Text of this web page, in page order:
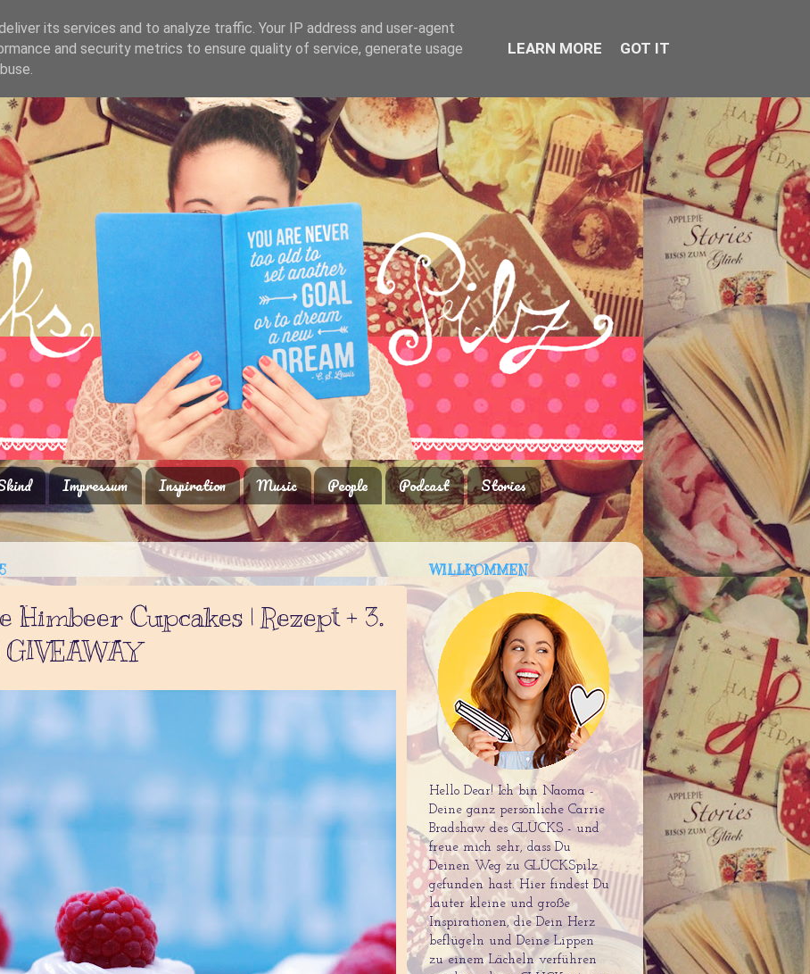
Impressum Inspiration Music People Podcast
Stories
Himbeer Cupcakes | Rezept + 3.
WILLKOMMEN
Hello Dear! Ich bin Naoma -
Deine ganz persönliche Carrie
Bradshaw des GLÜCKS - und
freue mich sehr, dass Du
Deinen Weg zu GLÜCKSpilz
gefunden hast. Hier findest Du
lauter kleine und große
Inspirationen, die Dein Herz
beflügeln und Deine Lippen
zu einem Lächeln verführen
its services and to analyze traffic. Your IP address and user-agent
and security metrics to ensure quality of service, generate usage
LEARN MORE GOT IT